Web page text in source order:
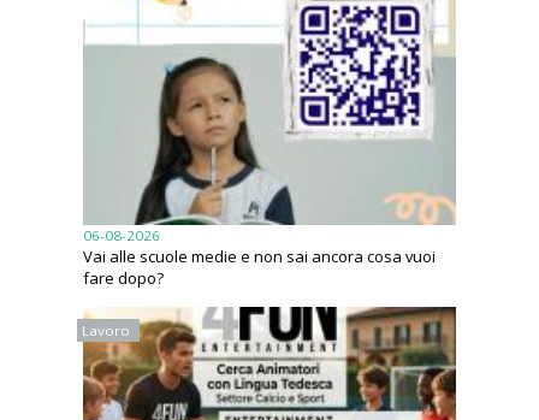
06-08-2026
Vai alle scuole medie e non sai ancora cosa vuoi
fare dopo?
Lavoro